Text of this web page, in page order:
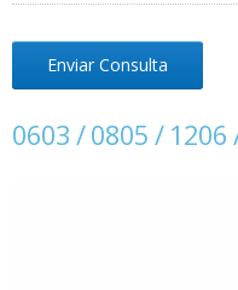
Enviar Consulta
0603 / 0805 / 1206